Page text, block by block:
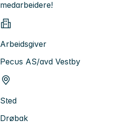
medarbeidere!
Arbeidsgiver
Pecus AS/avd Vestby
Sted
Drøbak